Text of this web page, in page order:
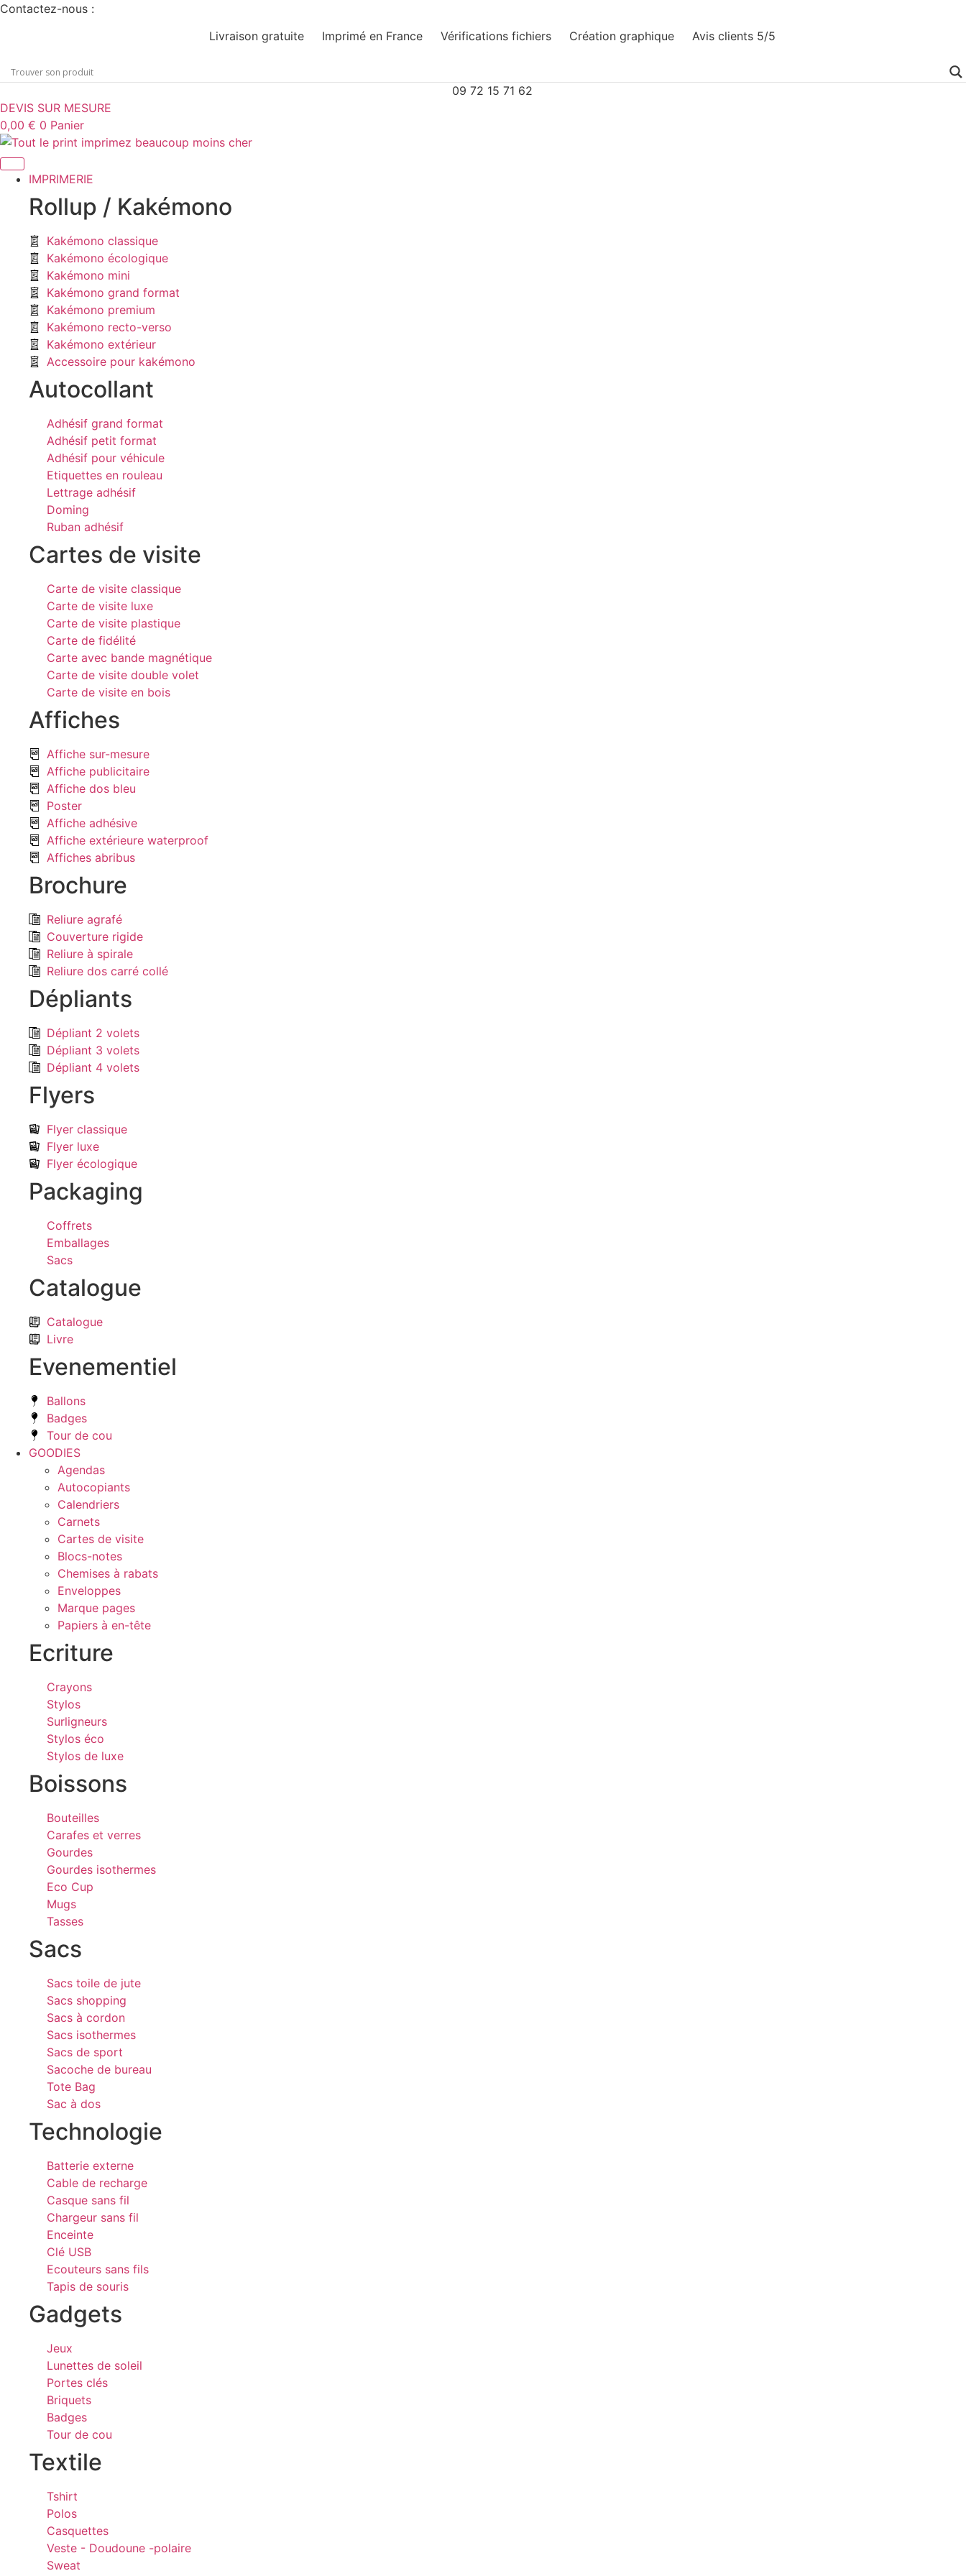
Aller
Contactez-nous :
Livraison gratuite
Imprimé en France Vérifications fichiers Création graphique Avis clients 5/5
09 72 15 71 62
DEVIS SUR MESURE
0,00 € 0 Panier
IMPRIMERIE
Rollup / Kakémono
Kakémono classique
Kakémono écologique
Kakémono mini
Kakémono grand format
Kakémono premium
Kakémono recto-verso
Kakémono extérieur
Accessoire pour kakémono
Autocollant
Adhésif grand format
Adhésif petit format
Adhésif pour véhicule
Etiquettes en rouleau
Lettrage adhésif
Doming
Ruban adhésif
Cartes de visite
Carte de visite classique
Carte de visite luxe
Carte de visite plastique
Carte de fidélité
Carte avec bande magnétique
Carte de visite double volet
Carte de visite en bois
Affiches
Affiche sur-mesure
Affiche publicitaire
Affiche dos bleu
Poster
Affiche adhésive
Affiche extérieure waterproof
Affiches abribus
Brochure
Reliure agrafé
Couverture rigide
Reliure à spirale
Reliure dos carré collé
Dépliants
Dépliant 2 volets
Dépliant 3 volets
Dépliant 4 volets
Flyers
Flyer classique
Flyer luxe
Flyer écologique
Packaging
Coffrets
Emballages
Sacs
Catalogue
Catalogue
Livre
Evenementiel
Ballons
Badges
Tour de cou
GOODIES
Agendas
Autocopiants
Calendriers
Carnets
Cartes de visite
Blocs-notes
Chemises à rabats
Enveloppes
Marque pages
Papiers à en-tête
Ecriture
Crayons
Stylos
Surligneurs
Stylos éco
Stylos de luxe
Boissons
Bouteilles
Carafes et verres
Gourdes
Gourdes isothermes
Eco Cup
Mugs
Tasses
Sacs
Sacs toile de jute
Sacs shopping
Sacs à cordon
Sacs isothermes
Sacs de sport
Sacoche de bureau
Tote Bag
Sac à dos
Technologie
Batterie externe
Cable de recharge
Casque sans fil
Chargeur sans fil
Enceinte
Clé USB
Ecouteurs sans fils
Tapis de souris
Gadgets
Jeux
Lunettes de soleil
Portes clés
Briquets
Badges
Tour de cou
Textile
Tshirt
Polos
Casquettes
Veste - Doudoune -polaire
Sweat